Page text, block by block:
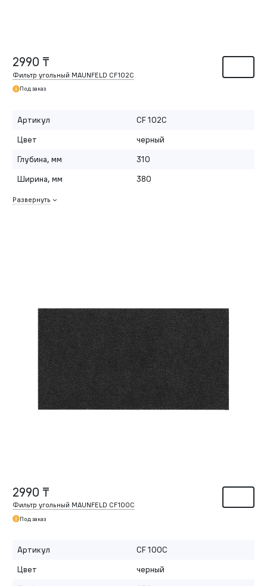
2990 ₸
Фильтр угольный MAUNFELD CF102С
Под заказ
Артикул
CF 102С
Цвет
черный
Глубина, мм
310
Ширина, мм
380
Развернуть
2990 ₸
Фильтр угольный MAUNFELD CF100С
Под заказ
Артикул
CF 100С
Цвет
черный